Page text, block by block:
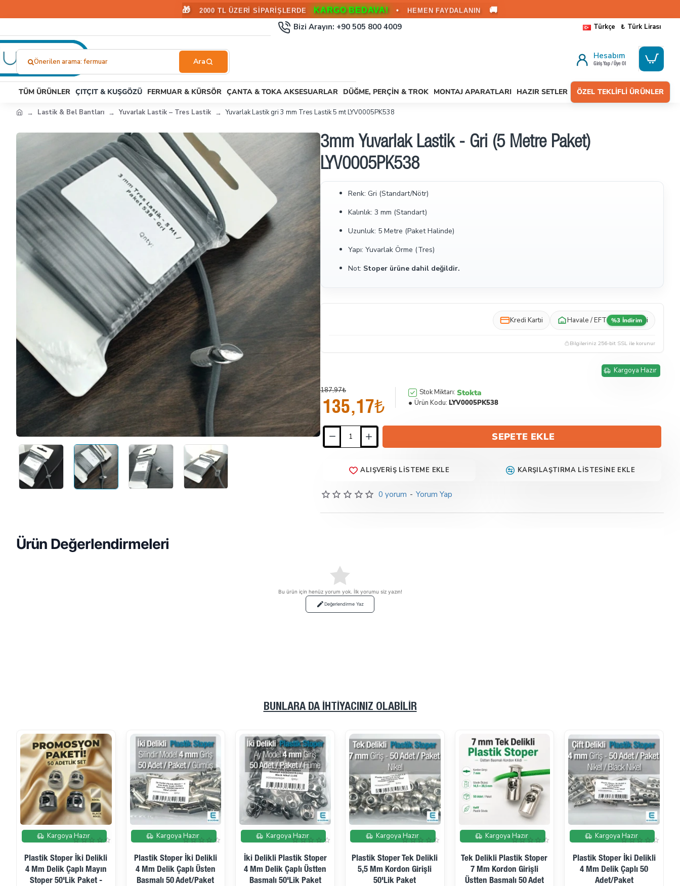
🎁 2000 TL ÜZERİ SİPARİŞLERDE KARGO BEDAVA! • HEMEN FAYDALANIN 🚚
Bizi Arayın: +90 505 800 4009 Türkçe ₺ Türk Lirası
Aramıştınız?...
Önerilen arama: kuşgözü
Hesabım
Giriş Yap / Üye Ol
TÜM ÜRÜNLER ÇITÇIT & KUŞGÖZÜ FERMUAR & KÜRSÖR ÇANTA & TOKA AKSESUARLAR DÜĞME, PERÇIN & TROK MONTAJ APARATLARI HAZIR SETLER ÖZEL TEKLIFLI ÜRÜNLER
Lastik & Bel Bantları Yuvarlak Lastik – Tres Lastik Yuvarlak Lastik gri 3 mm Tres Lastik 5 mt LYV0005PK538
3mm Yuvarlak Lastik - Gri (5 Metre Paket)
LYV0005PK538
Renk: Gri (Standart/Nötr)
Kalınlık: 3 mm (Standart)
Uzunluk: 5 Metre (Paket Halinde)
Yapı: Yuvarlak Örme (Tres)
Not: Stoper ürüne dahil değildir.
Kredi Kartıi Havale / EFT %3 İndirim i
Bilgileriniz 256-bit SSL ile korunur
Kargoya Hazır
0 yorum - Yorum Yap
135,17₺
187,97₺ Stok Miktarı: Stokta
Ürün Kodu: LYV0005PK538
SEPETE EKLE
ALIŞVERIŞ LISTEME EKLE KARŞILAŞTIRMA LISTESINE EKLE
Ürün Değerlendirmeleri
Bu ürün için henüz yorum yok. İlk yorumu siz yazın!
Değerlendirme Yaz
BUNLARA DA İHTIYACINIZ OLABILIR
Kargoya Hazır
Plastik Stoper İki Delikli
4 Mm Delik Çaplı Mayın
Stoper 50'Lik Paket -
Kargoya Hazır
Plastik Stoper İki Delikli
4 Mm Delik Çaplı Üsten
Basmalı 50 Adet/Paket
Kargoya Hazır
İki Delikli Plastik Stoper
4 Mm Delik Çaplı Üstten
Basmalı 50'lik Paket
Kargoya Hazır
Plastik Stoper Tek Delikli
5,5 Mm Kordon Girişli
50'lik Paket
Kargoya Hazır
Tek Delikli Plastik Stoper
7 Mm Kordon Girişli
Üstten Basmalı 50 Adet
Kargoya Hazır
Plastik Stoper İki Delikli
4 Mm Delik Çaplı 50
Adet/Paket